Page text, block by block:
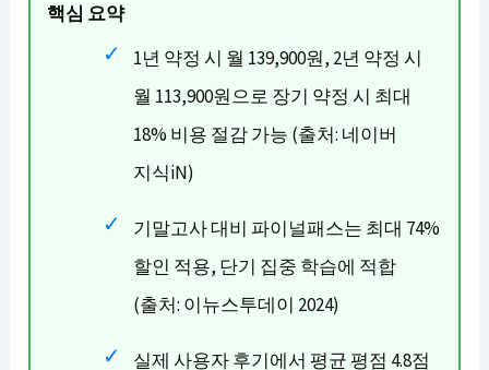
핵심 요약
1년 약정 시 월 139,900원, 2년 약정 시
월 113,900원으로 장기 약정 시 최대
18% 비용 절감 가능 (출처: 네이버
지식iN)
기말고사 대비 파이널패스는 최대 74%
할인 적용, 단기 집중 학습에 적합
(출처: 이뉴스투데이 2024)
실제 사용자 후기에서 평균 평점 4.8점